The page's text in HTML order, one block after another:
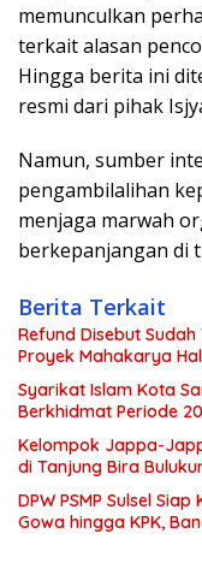
memunculkan
terkait alasan
Hingga berita ini
resmi dari pihak
Namun, sumber
pengambilalihan
menjaga marwah
berkepanjangan di
Berita Terkait
Refund Disebut Sudah
Proyek Mahakarya
Syarikat Islam Kota
Berkhidmat Periode
Kelompok Jappa-
di Tanjung Bira
DPW PSMP Sulsel
Gowa hingga KPK,